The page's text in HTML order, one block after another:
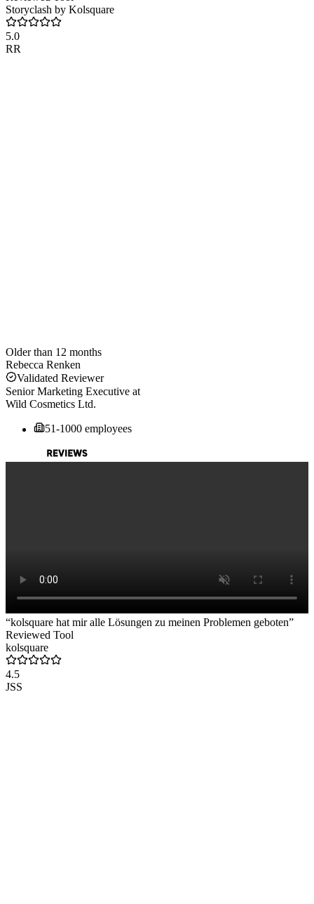
Storyclash by Kolsquare
5.0
RR
Older than 12 months
Rebecca Renken
Validated Reviewer
Senior Marketing Executive at
Wild Cosmetics Ltd.
51-1000 employees
“kolsquare hat mir alle Lösungen zu meinen Problemen geboten”
Reviewed Tool
kolsquare
4.5
JSS